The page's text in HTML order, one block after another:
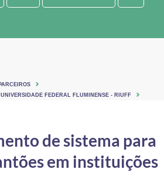
dos Direitos Humanos
FEDERAL FLUMINENSE - RIUFF
de sistema para
em instituições